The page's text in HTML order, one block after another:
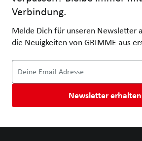
Verbindung.
Melde Dich für unseren Newsletter
die Neuigkeiten von GRIMME aus
Deine Email Adresse
Newsletter erhalten